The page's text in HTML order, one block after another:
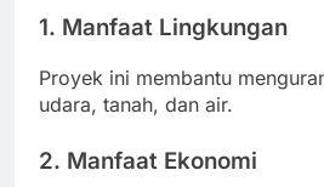
1. Manfaat Lingkungan
Proyek ini membantu
udara, tanah, dan air.
2. Manfaat Ekonomi